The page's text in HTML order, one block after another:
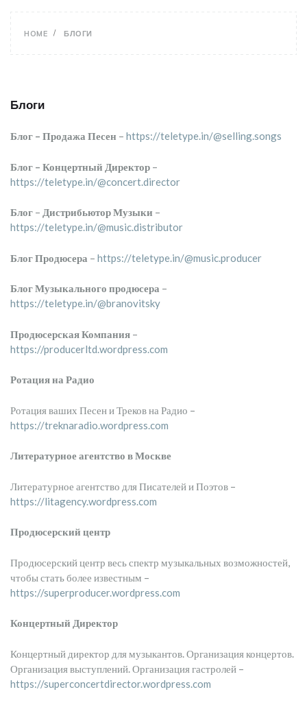
HOME БЛОГИ
Блоги
Блог – Продажа Песен – https://teletype.in/@selling.songs
Блог – Концертный Директор –
https://teletype.in/@concert.director
Блог – Дистрибьютор Музыки –
https://teletype.in/@music.distributor
Блог Продюсера – https://teletype.in/@music.producer
Блог Музыкального продюсера –
https://teletype.in/@branovitsky
Продюсерская Компания –
https://producerltd.wordpress.com
Ротация на Радио
Ротация ваших Песен и Треков на Радио –
https://treknaradio.wordpress.com
Литературное агентство в Москве
Литературное агентство для Писателей и Поэтов –
https://litagency.wordpress.com
Продюсерский центр
Продюсерский центр весь спектр музыкальных возможностей,
чтобы стать более известным –
https://superproducer.wordpress.com
Концертный Директор
Концертный директор для музыкантов. Организация концертов.
Организация выступлений. Организация гастролей –
https://superconcertdirector.wordpress.com